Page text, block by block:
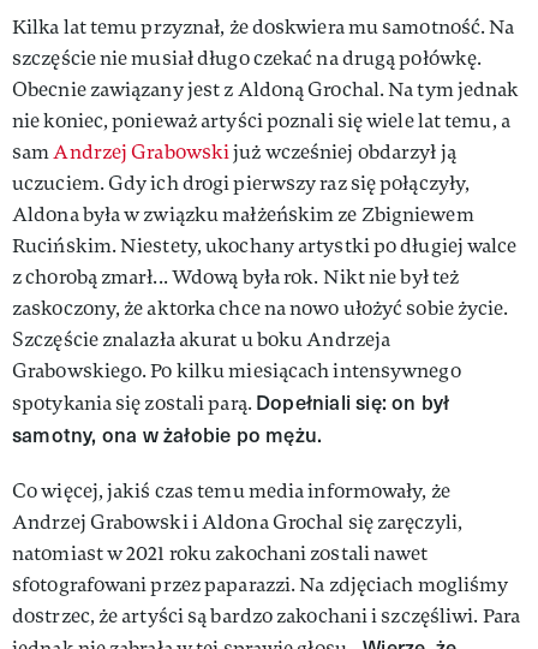
Kilka lat temu przyznał, że doskwiera mu samotność. Na
szczęście nie musiał długo czekać na drugą połówkę.
Obecnie zawiązany jest z Aldoną Grochal. Na tym jednak
nie koniec, ponieważ artyści poznali się wiele lat temu, a
samAndrzej Grabowskijuż wcześniej obdarzył ją
uczuciem. Gdy ich drogi pierwszy raz się połączyły,
Aldona była w związku małżeńskim ze Zbigniewem
Rucińskim. Niestety, ukochany artystki po długiej walce
z chorobą zmarł... Wdową była rok. Nikt nie był też
zaskoczony, że aktorka chce na nowo ułożyć sobie życie.
Szczęście znalazła akurat u boku Andrzeja
Grabowskiego. Po kilku miesiącach intensywnego
spotykania się zostali parą. Dopełniali się: on był
samotny, ona w żałobie po mężu.
Co więcej, jakiś czas temu media informowały, że
Andrzej Grabowski i Aldona Grochal się zaręczyli,
natomiast w 2021 roku zakochani zostali nawet
sfotografowani przez paparazzi. Na zdjęciach mogliśmy
dostrzec, że artyści są bardzo zakochani i szczęśliwi. Para